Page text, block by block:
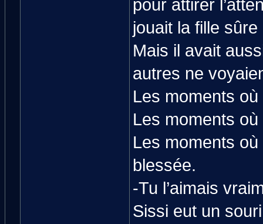
pour attirer
jouait la fille sûre
Mais il avait
autres ne
Les moments où
Les moments
Les moments
blessée.
-Tu l’aimais
Sissi eut un